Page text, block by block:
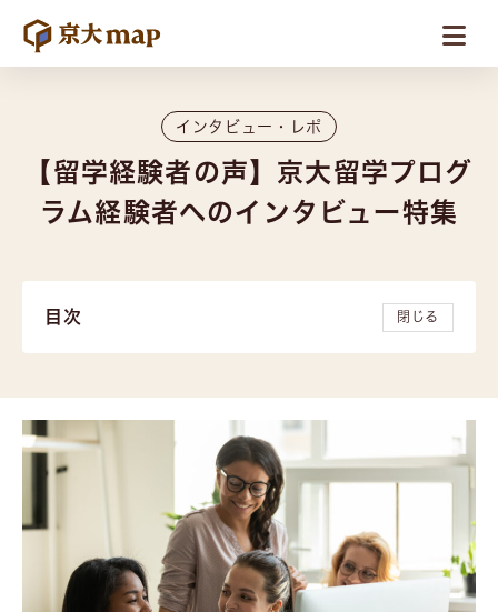
インタビュー・レポ
【留学経験者の声】京大留学プログ
ラム経験者へのインタビュー特集
目次 閉じる